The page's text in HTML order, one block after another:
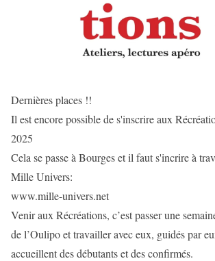
Dernières places !!
Il est encore possible de s'inscrire aux
2025
Cela se passe à Bourges et il faut s'incrire à
Mille Univers:
www.mille-univers.net
Venir aux Récréations, c’est passer une
de l’Oulipo et travailler avec eux, guidés par
accueillent des débutants et des confirmés.